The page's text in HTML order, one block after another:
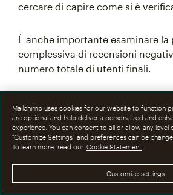
cercare di capire come si è
È anche importante esaminare
complessiva di recensioni
numero totale di utenti finali.
usano i tuoi prodotti lascino
software funziona bene ed è
piano nei loro flussi di lavoro. A
incoraggiando gentilmente gli
Mailchimp uses cookies for our website to function
are optional and help deliver a personalized and
experience. You can consent to all or allow any level
“Customize Settings” and preferences can be
To learn more, read our Cookie Statement
Customize settings